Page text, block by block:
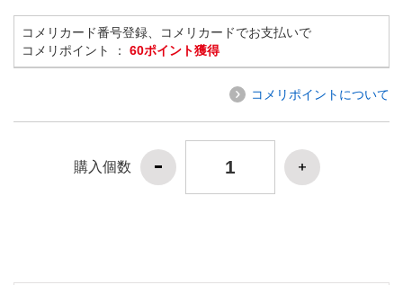
コメリカード番号登録、コメリカードでお支払いで
コメリポイント ： 60ポイント獲得
コメリポイントについて
購入個数